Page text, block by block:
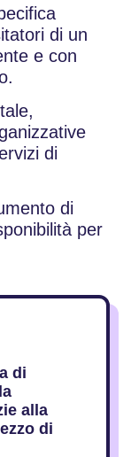
di un
e con
di
di
per
di
alla
di